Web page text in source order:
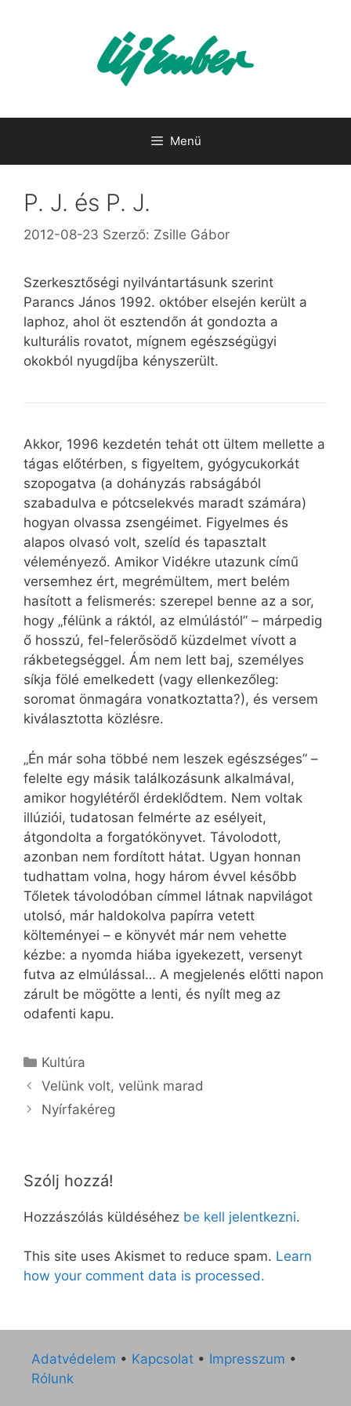
Menü
P. J. és P. J.
2012-08-23 Szerző: Zsille Gábor
Szerkesztőségi nyilvántartásunk szerint
Parancs János 1992. október elsején került a
laphoz, ahol öt esztendőn át gondozta a
kulturális rovatot, mígnem egészségügyi
okokból nyugdíjba kényszerült.
Akkor, 1996 kezdetén tehát ott ültem mellette a
tágas előtérben, s figyeltem, gyógycukorkát
szopogatva (a dohányzás rabságából
szabadulva e pótcselekvés maradt számára)
hogyan olvassa zsengéimet. Figyelmes és
alapos olvasó volt, szelíd és tapasztalt
véleményező. Amikor Vidékre utazunk című
versemhez ért, megrémültem, mert belém
hasított a felismerés: szerepel benne az a sor,
hogy „félünk a ráktól, az elmúlástól” – márpedig
ő hosszú, fel-felerősödő küzdelmet vívott a
rákbetegséggel. Ám nem lett baj, személyes
síkja fölé emelkedett (vagy ellenkezőleg:
soromat önmagára vonatkoztatta?), és versem
kiválasztotta közlésre.
„Én már soha többé nem leszek egészséges” –
felelte egy másik találkozásunk alkalmával,
amikor hogylétéről érdeklődtem. Nem voltak
illúziói, tudatosan felmérte az esélyeit,
átgondolta a forgatókönyvet. Távolodott,
azonban nem fordított hátat. Ugyan honnan
tudhattam volna, hogy három évvel később
Tőletek távolodóban címmel látnak napvilágot
utolsó, már haldokolva papírra vetett
költeményei – e könyvét már nem vehette
kézbe: a nyomda hiába igyekezett, versenyt
futva az elmúlással… A megjelenés előtti napon
zárult be mögötte a lenti, és nyílt meg az
odafenti kapu.
Kategória
Kultúra
Velünk volt, velünk marad
Nyírfakéreg
Szólj hozzá!
Hozzászólás küldéséhez be kell jelentkezni.
This site uses Akismet to reduce spam. Learn
how your comment data is processed.
Adatvédelem • Kapcsolat • Impresszum •
Rólunk